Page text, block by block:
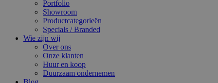
Portfolio
Showroom
Productcategorieën
Specials / Branded
Wie zijn wij
Over ons
Onze klanten
Huur en koop
Duurzaam ondernemen